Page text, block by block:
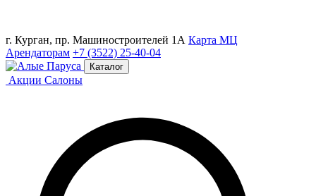
г. Курган, пр. Машиностроителей 1А Карта МЦ
Арендаторам +7 (3522) 25-40-04
Каталог
Акции Салоны